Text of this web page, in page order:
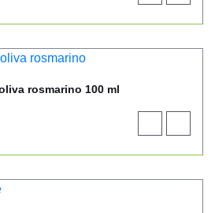
product
aan
winkelwagen
rosmarino 100 ml
product
aan
winkelwagen